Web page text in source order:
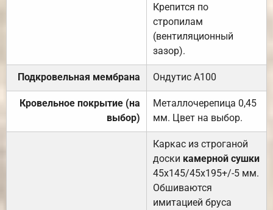
Крепится по
стропилам
(вентиляционный
зазор).
Подкровельная мембрана Ондутис А100
Кровельное покрытие (на
выбор)
Металлочерепица 0,45
мм. Цвет на выбор.
Каркас из строганой
доски камерной сушки
45х145/45х195+/-5 мм.
Обшиваются
имитацией бруса